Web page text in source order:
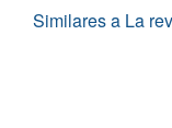
Similares a La